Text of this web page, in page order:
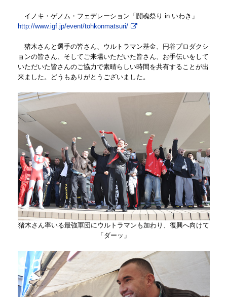
イノキ・ゲノム・フェデレーション「闘魂祭り in いわき」
http://www.igf.jp/event/tohkonmatsuri/
猪木さんと選手の皆さん、ウルトラマン基金、円谷プロダクシ
ョンの皆さん、そしてご来場いただいた皆さん、お手伝いをして
いただいた皆さんのご協力で素晴らしい時間を共有することが出
来ました。どうもありがとうございました。
猪木さん率いる最強軍団にウルトラマンも加わり、復興へ向けて
「ダーッ」